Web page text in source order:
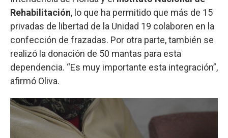
Rehabilitación, lo que ha permitido que más de 15
privadas de libertad de la Unidad 19 colaboren en la
confección de frazadas. Por otra parte, también se
realizó la donación de 50 mantas para esta
dependencia. “Es muy importante esta integración”,
afirmó Oliva.